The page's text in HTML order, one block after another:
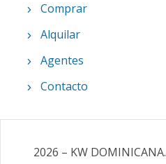
Comprar
Alquilar
Agentes
Contacto
2026 – KW DOMINICANA.